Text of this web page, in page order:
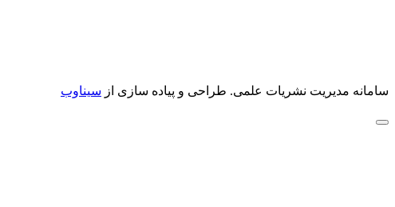
سامانه مدیریت نشریات علمی. طراحی و پیاده سازی از سیناوب